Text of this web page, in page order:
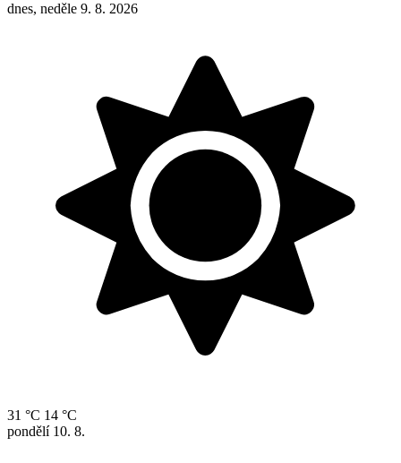
dnes, neděle 9. 8. 2026
31 °C 14 °C
pondělí 10. 8.